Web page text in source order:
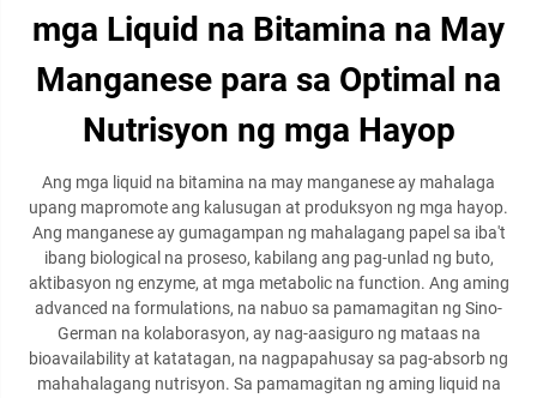
mga Liquid na Bitamina na May
Manganese para sa Optimal na
Nutrisyon ng mga Hayop
Ang mga liquid na bitamina na may manganese ay mahalaga
upang mapromote ang kalusugan at produksyon ng mga hayop.
Ang manganese ay gumagampan ng mahalagang papel sa iba't
ibang biological na proseso, kabilang ang pag-unlad ng buto,
aktibasyon ng enzyme, at mga metabolic na function. Ang aming
advanced na formulations, na nabuo sa pamamagitan ng Sino-
German na kolaborasyon, ay nag-aasiguro ng mataas na
bioavailability at katatagan, na nagpapahusay sa pag-absorb ng
mahahalagang nutrisyon. Sa pamamagitan ng aming liquid na